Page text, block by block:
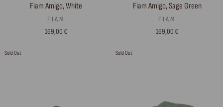
Fiam Amigo, White
FIAM
169,00 €
Fiam Amigo, Sage Green
FIAM
169,00 €
Sold Out Sold Out